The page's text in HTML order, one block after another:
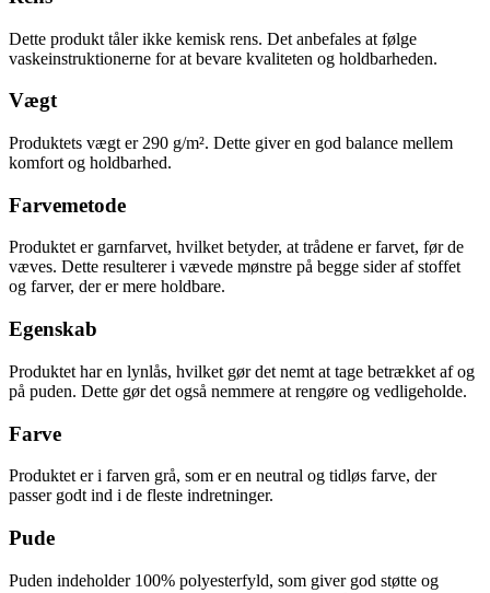
Dette produkt tåler ikke kemisk rens. Det anbefales at følge
vaskeinstruktionerne for at bevare kvaliteten og holdbarheden.
Vægt
Produktets vægt er 290 g/m². Dette giver en god balance mellem
komfort og holdbarhed.
Farvemetode
Produktet er garnfarvet, hvilket betyder, at trådene er farvet, før de
væves. Dette resulterer i vævede mønstre på begge sider af stoffet
og farver, der er mere holdbare.
Egenskab
Produktet har en lynlås, hvilket gør det nemt at tage betrækket af og
på puden. Dette gør det også nemmere at rengøre og vedligeholde.
Farve
Produktet er i farven grå, som er en neutral og tidløs farve, der
passer godt ind i de fleste indretninger.
Pude
Puden indeholder 100% polyesterfyld, som giver god støtte og